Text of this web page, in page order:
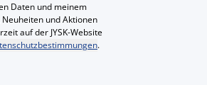
Daten und meinem
und Aktionen
auf der JYSK-Website
.